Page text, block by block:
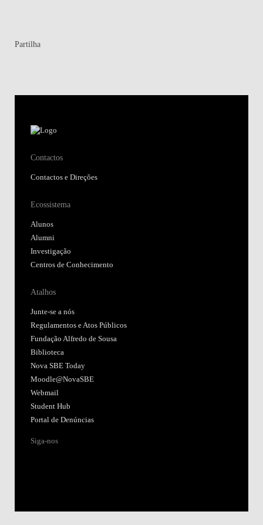
Partilha
Contactos
Contactos e Direções
Ecossistema
Alunos
Alumni
Investigação
Centros de Conhecimento
Atalhos
Junte-se a nós
Regulamentos e Atos Públicos
Fundação Alfredo de Sousa
Biblioteca
Nova SBE Today
Moodle@NovaSBE
Webmail
Student Hub
Portal de Denúncias
Siga-nos